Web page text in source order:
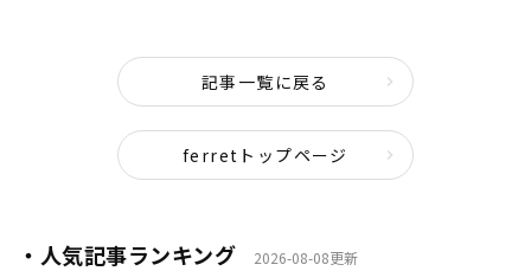
記事一覧に戻る
ferretトップページ
・人気記事ランキング 2026-08-08更新